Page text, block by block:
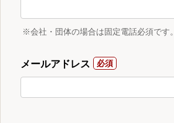
※会社・団体の場合は固定電話必須です。
メールアドレス